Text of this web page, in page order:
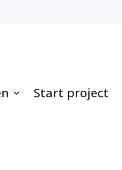
Start project